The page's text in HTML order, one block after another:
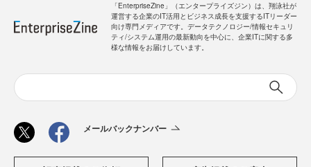
「EnterpriseZine」（エンタープライズジン）は、翔泳社が
運営する企業のIT活用とビジネス成長を支援するITリーダー
向け専門メディアです。データテクノロジー/情報セキュリ
ティ/システム運用の最新動向を中心に、企業ITに関する多
様な情報をお届けしています。
メールバックナンバー